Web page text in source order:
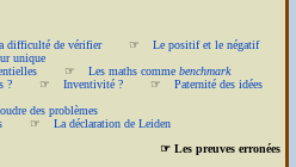
difficulté de vérifier
Le positif et le négatif
unique
Les maths comme benchmark
?
Inventivité ?
Paternité des idées
des problèmes
La déclaration de Leiden
☞ Les preuves erronées